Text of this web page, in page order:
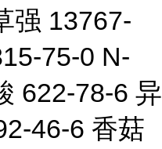
强 13767-
75-0 N-
622-78-6 异
46-6 香菇